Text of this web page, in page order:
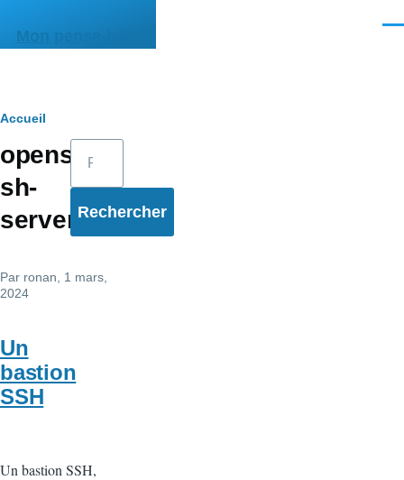
Mon pense-bête
Fil
d'Ariane
Accueil
opens
sh-
server
Par ronan , 1 mars,
2024
Un
bastion
SSH
Un bastion SSH,
Rechercher